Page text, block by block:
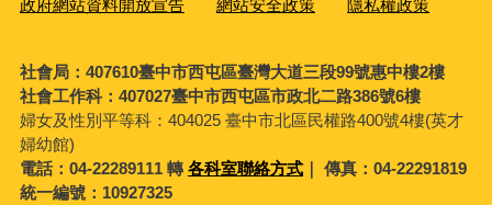
政府網站資料開放宣告 網站安全政策 隱私權政策
社會局：407610臺中市西屯區臺灣大道三段99號惠中樓2樓
社會工作科：407027臺中市西屯區市政北二路386號6樓
婦女及性別平等科： 404025 臺中市北區民權路400號4樓(英才
婦幼館)
電話：04-22289111 轉各科室聯絡方式｜ 傳真：04-22291819
統一編號：10927325